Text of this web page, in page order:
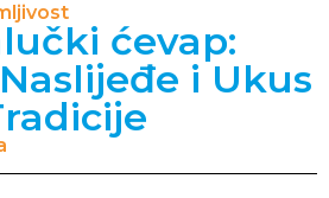
ćevap:
i Ukus